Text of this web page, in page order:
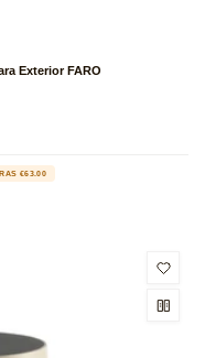
Exterior FARO
€63.00